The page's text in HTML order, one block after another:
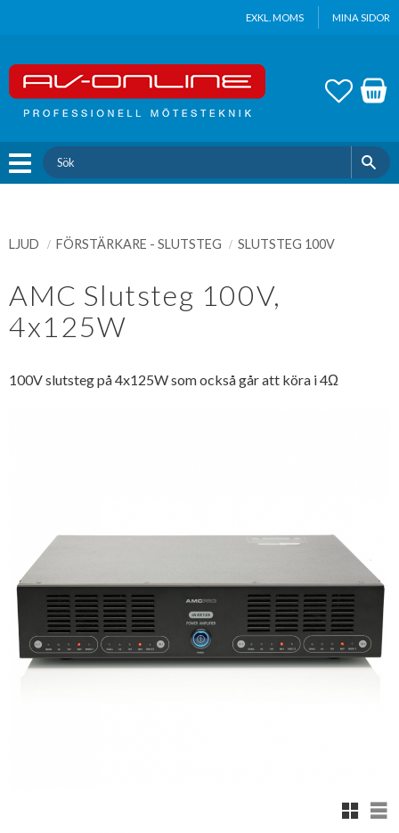
EXKL. MOMS MINA SIDOR
LJUD FÖRSTÄRKARE - SLUTSTEG SLUTSTEG 100V
AMC Slutsteg 100V,
4x125W
100V slutsteg på 4x125W som också går att köra i 4Ω